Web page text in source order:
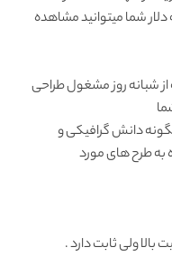
دلارشما میتوانید مشاهده
شبانه روز مشغول طراحی
دانش گرافیکی و
به طرح های مورد
ولی ثابت دارد .